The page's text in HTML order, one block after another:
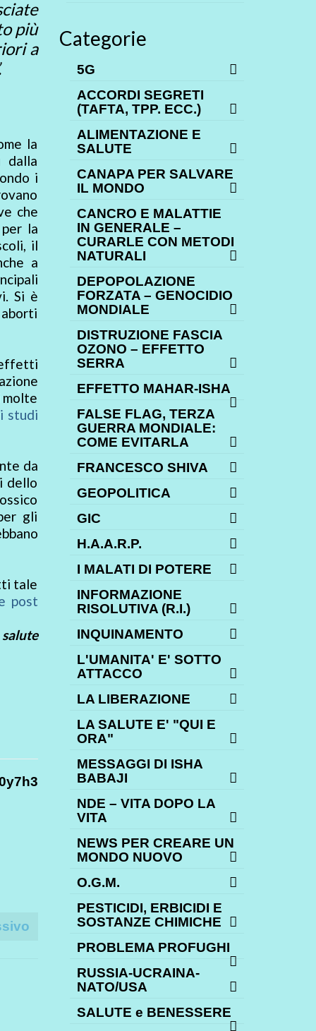
più
a
la
dalla
i
che
la
il
a
Si è
molte
studi
da
dello
gli
tale
post
Categorie
5G
ACCORDI SEGRETI
(TAFTA, TPP. ECC.)
ALIMENTAZIONE E
SALUTE
CANAPA PER SALVARE
IL MONDO
CANCRO E MALATTIE
IN GENERALE –
CURARLE CON METODI
NATURALI
DEPOPOLAZIONE
FORZATA – GENOCIDIO
MONDIALE
DISTRUZIONE FASCIA
OZONO – EFFETTO
SERRA
EFFETTO MAHAR-ISHA
FALSE FLAG, TERZA
GUERRA MONDIALE:
COME EVITARLA
FRANCESCO SHIVA
GEOPOLITICA
GIC
H.A.A.R.P.
I MALATI DI POTERE
INFORMAZIONE
RISOLUTIVA (R.I.)
INQUINAMENTO
L'UMANITA' E' SOTTO
ATTACCO
LA LIBERAZIONE
LA SALUTE E' "QUI E
ORA"
MESSAGGI DI ISHA
BABAJI
NDE – VITA DOPO LA
VITA
NEWS PER CREARE UN
MONDO NUOVO
O.G.M.
PESTICIDI, ERBICIDI E
SOSTANZE CHIMICHE
PROBLEMA PROFUGHI
RUSSIA-UCRAINA-
NATO/USA
SALUTE e BENESSERE